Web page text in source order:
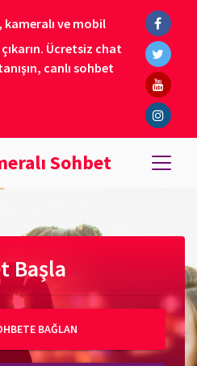
kameralı ve mobil
Ücretsiz chat
canlı sohbet
Sohbet
Başla
BAĞLAN